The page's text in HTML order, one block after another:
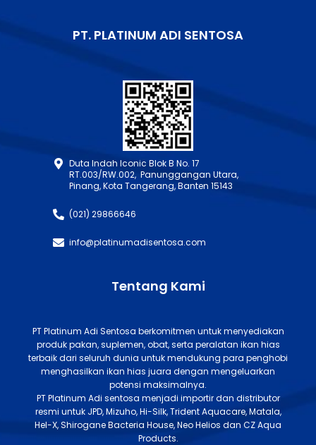
PT. PLATINUM ADI SENTOSA
Duta Indah Iconic Blok B No. 17
RT.003/RW.002, Panunggangan Utara,
Pinang, Kota Tangerang, Banten 15143
(021) 29866646
info@platinumadisentosa.com
Tentang Kami
PT Platinum Adi Sentosa berkomitmen untuk menyediakan
produk pakan, suplemen, obat, serta peralatan ikan hias
terbaik dari seluruh dunia untuk mendukung para penghobi
menghasilkan ikan hias juara dengan mengeluarkan
potensi maksimalnya.
PT Platinum Adi sentosa menjadi importir dan distributor
resmi untuk JPD, Mizuho, Hi-Silk, Trident Aquacare, Matala,
Hel-X, Shirogane Bacteria House, Neo Helios dan CZ Aqua
Products.